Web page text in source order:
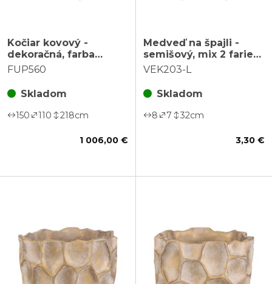
Kočiar kovový -
dekoračná, farba
medená
FUP560
Skladom
150 110 218cm
1 006,00 €
Medveď na špajli -
semišový, mix 2 farieb,
veľ. L, cena za 1 ks
VEK203-L
Skladom
8 7 32cm
3,30 €